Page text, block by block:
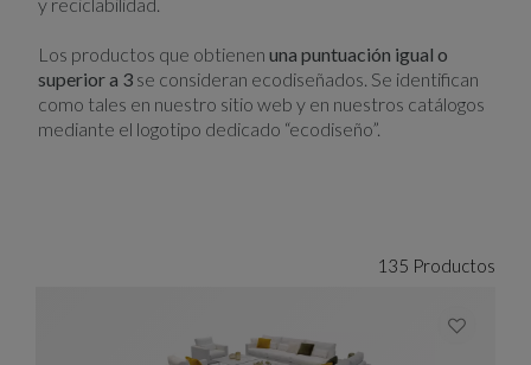
Los productos que obtienenuna puntuación igual o
superior a 3 se consideran ecodiseñados. Se identifican
como tales en nuestro sitio web y en nuestros catálogos
mediante el logotipo dedicado “ecodiseño”.
135 Productos